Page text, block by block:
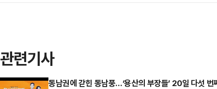
관련기사
동남권에 갇힌 동남풍…‘용산의 부장들’ 20일 다섯 번